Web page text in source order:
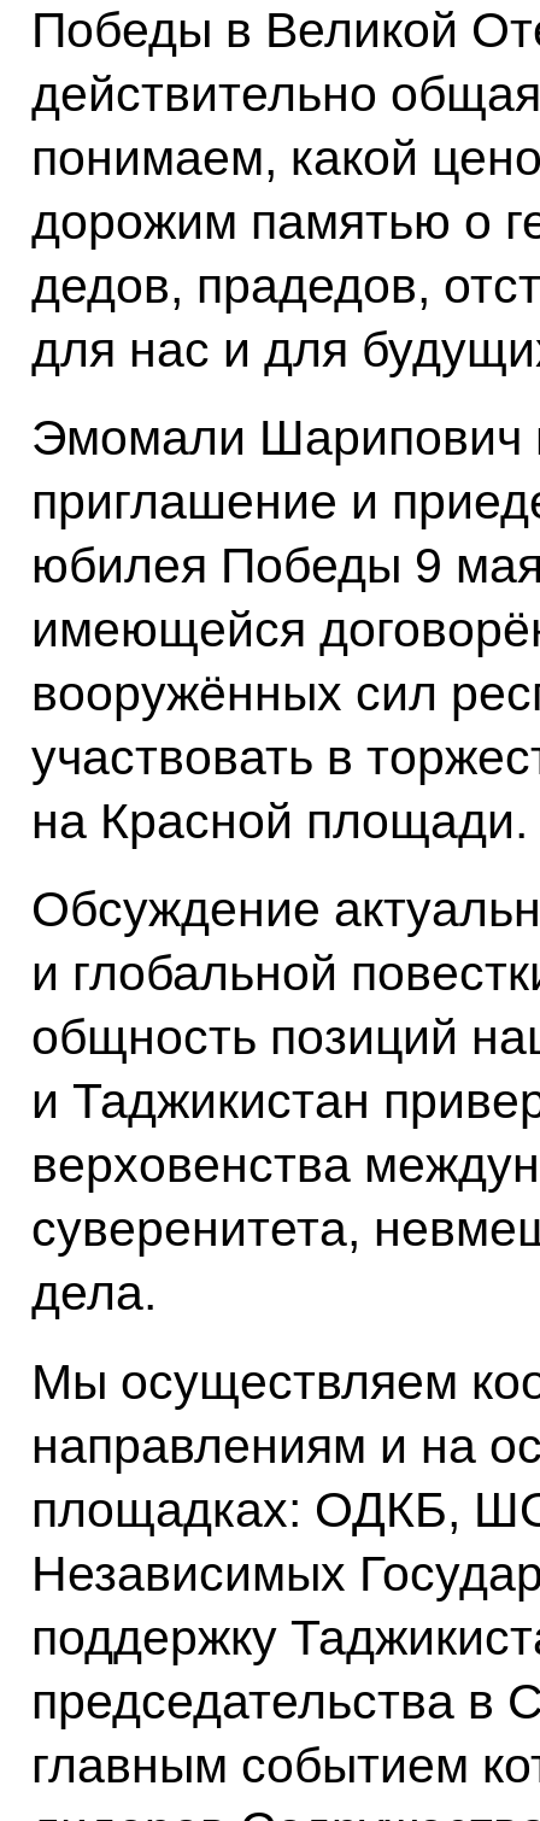
Победы в Великой
действительно
понимаем, какой
дорожим памятью о
дедов, прадедов,
для нас и для
Эмомали Шарипович
приглашение и
юбилея Победы 9
имеющейся
вооружённых сил
участвовать в
на Красной площади.
Обсуждение
и глобальной
общность позиций
и Таджикистан
верховенства
суверенитета,
дела.
Мы осуществляем
направлениям и на
площадках: ОДКБ,
Независимых
поддержку
председательства в
главным событием